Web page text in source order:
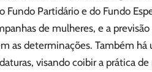
Fundo Partidário e do Fundo
de mulheres, e a
as determinações. Também há
visando coibir a prática de